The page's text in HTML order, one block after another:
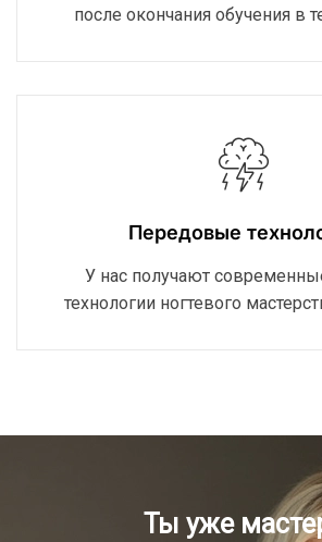
после окончания обучения в
Передовые
У нас получают
технологии ногтевого
Ты уже